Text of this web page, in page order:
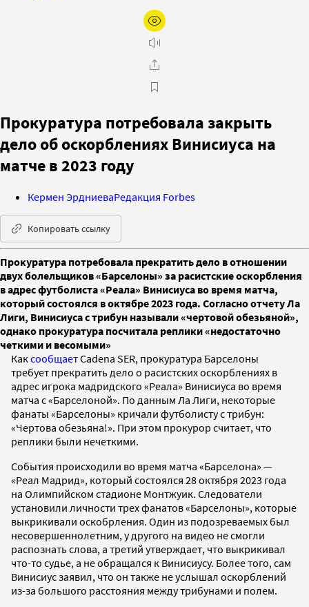
Прокуратура потребовала закрыть
дело об оскорблениях Винисиуса на
матче в 2023 году
Кермен ЭрдниеваРедакция Forbes
Копировать ссылку
Прокуратура потребовала прекратить дело в отношении
двух болельщиков «Барселоны» за расистские оскорбления
в адрес футболиста «Реала» Винисиуса во время матча,
который состоялся в октябре 2023 года. Согласно отчету Ла
Лиги, Винисиуса с трибун называли «чертовой обезьяной»,
однако прокуратура посчитала реплики «недостаточно
четкими и весомыми»
КаксообщаетCadena SER, прокуратура Барселоны
требует прекратить дело о расистских оскорблениях в
адрес игрока мадридского «Реала» Винисиуса во время
матча с «Барселоной». По данным Ла Лиги, некоторые
фанаты «Барселоны» кричали футболисту с трибун:
«Чертова обезьяна!». При этом прокурор считает, что
реплики были нечеткими.
События происходили во время матча «Барселона» —
«Реал Мадрид», который состоялся 28 октября 2023 года
на Олимпийском стадионе Монтжуик. Следователи
установили личности трех фанатов «Барселоны», которые
выкрикивали оскобрления. Один из подозреваемых был
несовершеннолетним, у другого на видео не смогли
распознать слова, а третий утверждает, что выкрикивал
что-то судье, а не обращался к Винисиусу. Более того, сам
Винисиус заявил, что он также не услышал оскорблений
из-за большого расстояния между трибунами и полем.